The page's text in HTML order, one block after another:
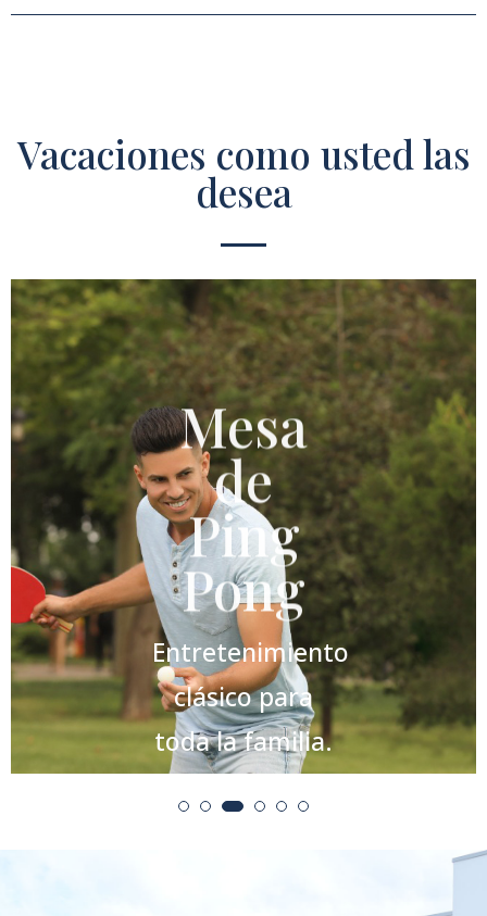
Vacaciones como usted las
desea
Mesa
de
Ping
Pong​
Entretenimiento
clásico para
toda la familia.